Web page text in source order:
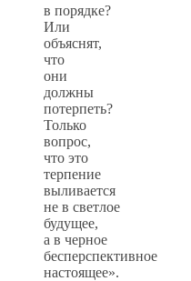
в порядке?
Или
объяснят,
что
они
должны
потерпеть?
Только
вопрос,
что это
терпение
выливается
не в светлое
будущее,
а в черное
бесперспективное
настоящее».